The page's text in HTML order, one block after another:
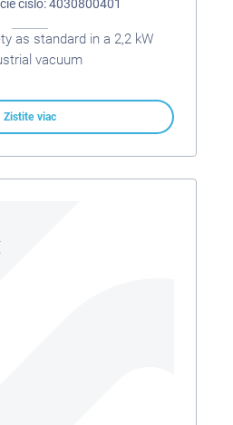
číslo: 4030800401
as standard in a 2,2 kW
vacuum
Zistite viac